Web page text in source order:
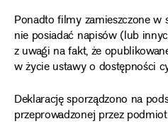
Ponadto filmy zamieszczone
nie posiadać napisów (lub
z uwagi na fakt, że
w życie ustawy o dostępności
Deklarację sporządzono na
przeprowadzonej przez